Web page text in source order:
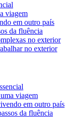
viagem
em outro país
da fluência
no exterior
no exterior
viagem
em outro país
da fluência